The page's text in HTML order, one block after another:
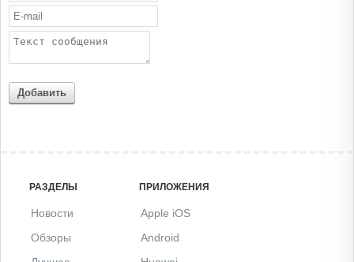
Добавить
РАЗДЕЛЫ
Новости
Обзоры
ПРИЛОЖЕНИЯ
Apple iOS
Android